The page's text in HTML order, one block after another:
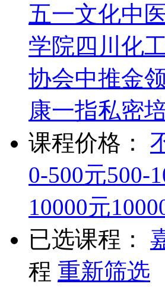
五一文化中
学院四川化
协会中推金
康一指私密
课程价格：
0-500元500-
10000元
已选课程：
程 重新筛选